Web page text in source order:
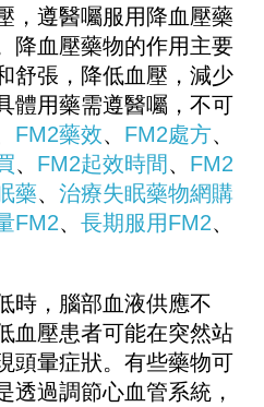
，遵醫囑服用降血壓藥
降血壓藥物的作用主要
舒張，降低血壓，減少
體用藥需遵醫囑，不可
FM2藥效、 FM2處方、
、 FM2起效時間、 FM2
藥、 治療失眠藥物網購
FM2、 長期服用FM2、
，腦部血液供應不
血壓患者可能在突然站
頭暈症狀。有些藥物可
透過調節心血管系統，